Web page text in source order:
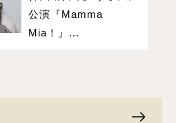
公演『Mamma
Mia！』...